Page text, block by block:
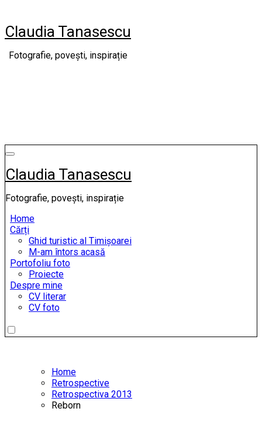
content
Claudia Tanasescu
Fotografie, povești, inspirație
Claudia Tanasescu
Fotografie, povești, inspirație
Home
Cărți
Ghid turistic al Timișoarei
M-am întors acasă
Portofoliu foto
Proiecte
Despre mine
CV literar
CV foto
Home
Retrospective
Retrospectiva 2013
Reborn